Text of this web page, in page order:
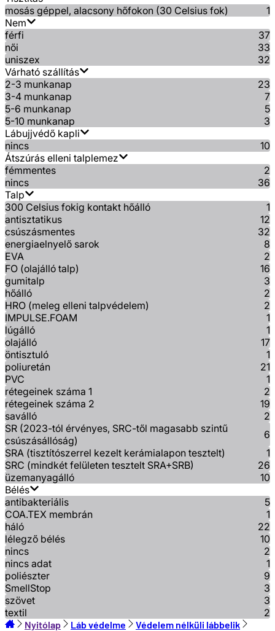
mosás géppel, alacsony hőfokon (30 Celsius fok)
1
Nem
férfi
37
női
33
uniszex
32
Várható szállítás
2-3 munkanap
23
3-4 munkanap
7
5-6 munkanap
5
5-10 munkanap
3
Lábujjvédő kapli
nincs
10
Átszúrás elleni talplemez
fémmentes
2
nincs
36
Talp
300 Celsius fokig kontakt hőálló
1
antisztatikus
12
csúszásmentes
32
energiaelnyelő sarok
8
EVA
2
FO (olajálló talp)
16
gumitalp
3
hőálló
2
HRO (meleg elleni talpvédelem)
2
IMPULSE.FOAM
1
lúgálló
1
olajálló
17
öntisztuló
1
poliuretán
21
PVC
1
rétegeinek száma 1
2
rétegeinek száma 2
19
saválló
2
SR (2023-tól érvényes, SRC-től magasabb szintű
csúszásállóság)
6
SRA (tisztítószerrel kezelt kerámialapon tesztelt)
1
SRC (mindkét felületen tesztelt SRA+SRB)
26
üzemanyagálló
10
Bélés
antibakteriális
5
COA.TEX membrán
1
háló
22
lélegző bélés
10
nincs
2
nincs adat
1
poliészter
9
SmellStop
3
szövet
3
textil
2
Nyitólap Láb védelme Védelem nélküli lábbelik